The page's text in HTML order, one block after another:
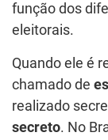
função dos
eleitorais.
Quando ele é
chamado de
realizado
secreto. No